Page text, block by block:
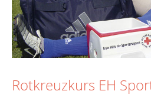
Rotkreuzkurs EH